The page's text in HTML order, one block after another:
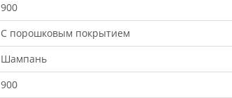
900
С порошковым покрытием
Шампань
900